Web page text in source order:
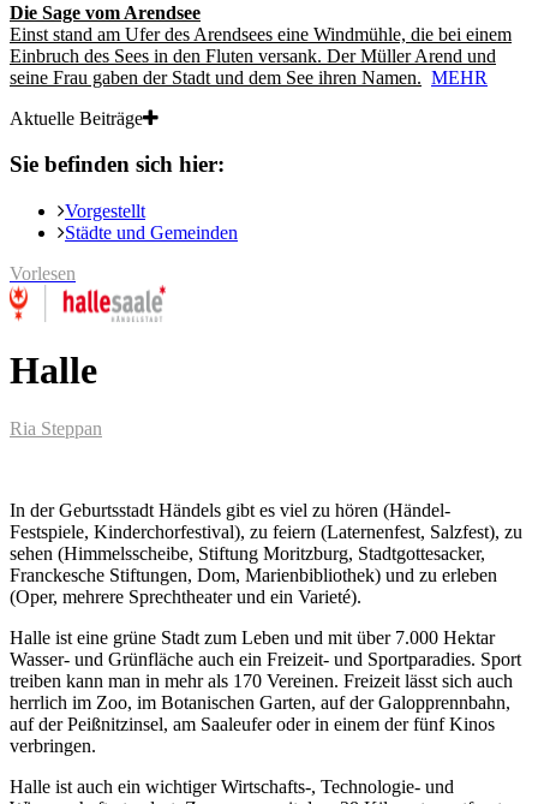
Die Sage vom Arendsee
Einst stand am Ufer des Arendsees eine Windmühle, die bei einem
Einbruch des Sees in den Fluten versank. Der Müller Arend und
seine Frau gaben der Stadt und dem See ihren Namen. MEHR
Aktuelle Beiträge
Sie befinden sich hier:
Vorgestellt
Städte und Gemeinden
Vorlesen
Halle
Ria Steppan
In der Geburtsstadt Händels gibt es viel zu hören (Händel-
Festspiele, Kinderchorfestival), zu feiern (Laternenfest, Salzfest), zu
sehen (Himmelsscheibe, Stiftung Moritzburg, Stadtgottesacker,
Franckesche Stiftungen, Dom, Marienbibliothek) und zu erleben
(Oper, mehrere Sprechtheater und ein Varieté).
Halle ist eine grüne Stadt zum Leben und mit über 7.000 Hektar
Wasser- und Grünfläche auch ein Freizeit- und Sportparadies. Sport
treiben kann man in mehr als 170 Vereinen. Freizeit lässt sich auch
herrlich im Zoo, im Botanischen Garten, auf der Galopprennbahn,
auf der Peißnitzinsel, am Saaleufer oder in einem der fünf Kinos
verbringen.
Halle ist auch ein wichtiger Wirtschafts-, Technologie- und